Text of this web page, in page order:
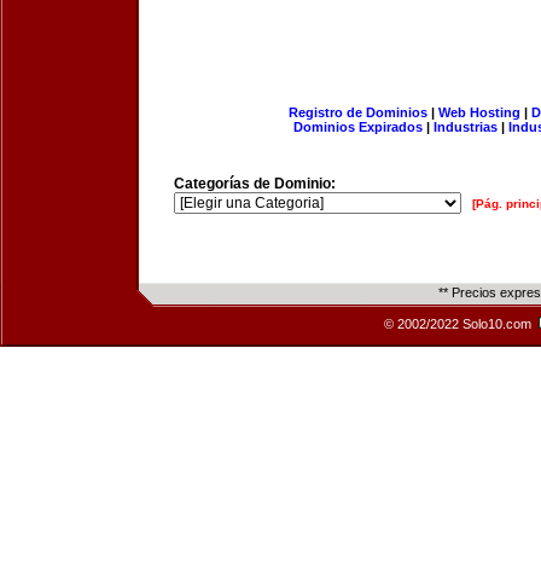
Registro de Dominios| Web Hosting |
Dominios Expirados | Industrias |
Categorías de Dominio:
[Pág.
** Precios
© 2002/2022 Solo10.com